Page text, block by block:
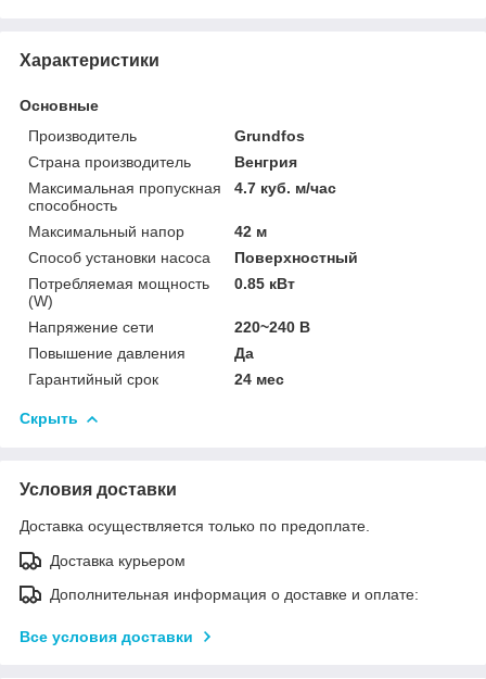
Характеристики
Основные
Производитель
Grundfos
Страна производитель
Венгрия
Максимальная пропускная
способность
4.7 куб. м/час
Максимальный напор
42 м
Способ установки насоса
Поверхностный
Потребляемая мощность
(W)
0.85 кВт
Напряжение сети
220~240 В
Повышение давления
Да
Гарантийный срок
24 мес
Скрыть
Условия доставки
Доставка осуществляется только по предоплате.
Доставка курьером
Дополнительная информация о доставке и оплате:
Все условия доставки